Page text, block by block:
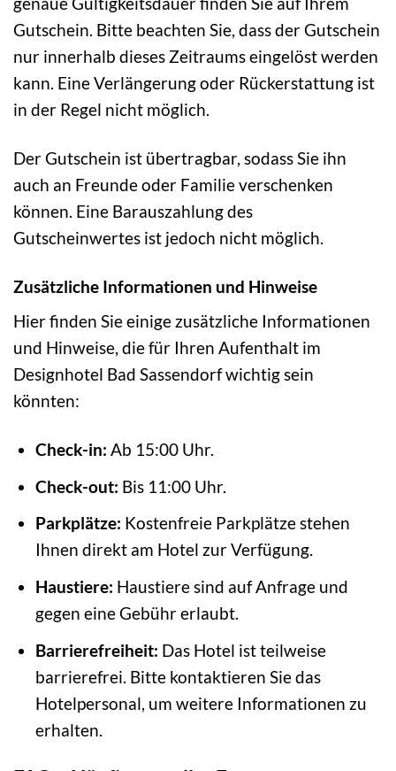
Gutschein. Bitte beachten Sie, dass der Gutschein
nur innerhalb dieses Zeitraums eingelöst werden
kann. Eine Verlängerung oder Rückerstattung ist
in der Regel nicht möglich.
Der Gutschein ist übertragbar, sodass Sie ihn
auch an Freunde oder Familie verschenken
können. Eine Barauszahlung des
Gutscheinwertes ist jedoch nicht möglich.
Zusätzliche Informationen und Hinweise
Hier finden Sie einige zusätzliche Informationen
und Hinweise, die für Ihren Aufenthalt im
Designhotel Bad Sassendorf wichtig sein
könnten:
Check-in: Ab 15:00 Uhr.
Check-out: Bis 11:00 Uhr.
Parkplätze: Kostenfreie Parkplätze stehen
Ihnen direkt am Hotel zur Verfügung.
Haustiere: Haustiere sind auf Anfrage und
gegen eine Gebühr erlaubt.
Barrierefreiheit: Das Hotel ist teilweise
barrierefrei. Bitte kontaktieren Sie das
Hotelpersonal, um weitere Informationen zu
erhalten.